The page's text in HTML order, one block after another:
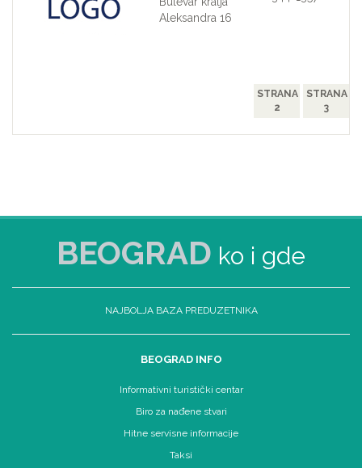
Aleksandra 16
STRANA
2
STRANA
3
BEOGRAD ko i gde
NAJBOLJA BAZA PREDUZETNIKA
BEOGRAD INFO
Informativni turistički centar
Biro za nađene stvari
Hitne servisne informacije
Taksi